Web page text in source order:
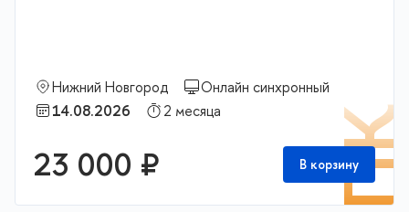
Нижний Новгород
Онлайн синхронный
14.08.2026
2 месяца
23 000 ₽ В корзину